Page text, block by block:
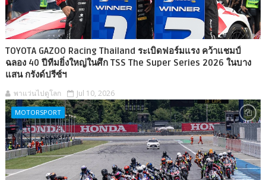
TOYOTA GAZOO Racing Thailand ระเบิดฟอร์มแรง คว้าแชมป์
ฉลอง 40 ปีทีมยิ่งใหญ่ในศึก TSS The Super Series 2026 ในบาง
แสน กรังด์ปรีซ์ฯ
พาแว่นไปดูโลก Jul 10, 2026
MOTORSPORT